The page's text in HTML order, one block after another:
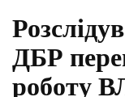
ДБР
роботу